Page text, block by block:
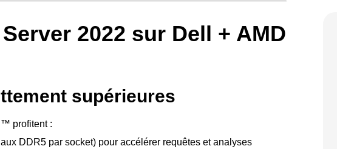
2022 sur Dell + AMD
supérieures
profitent :
DDR5 par socket) pour accélérer requêtes et analyses